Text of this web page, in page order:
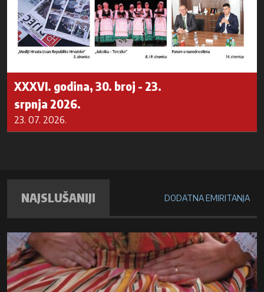
XXXVI. godina, 30. broj - 23.
srpnja 2026.
23. 07. 2026.
NAJSLUŠANIJI DODATNA EMIRITANJA